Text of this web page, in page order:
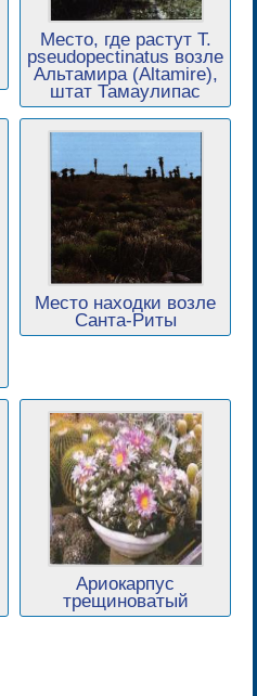
Место, где растут T.
pseudopectinatus возле
Альтамира (Altamire),
штат Тамаулипас
Место находки возле
Санта-Риты
Ариокарпус
трещиноватый